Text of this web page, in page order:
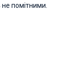
не помітними.